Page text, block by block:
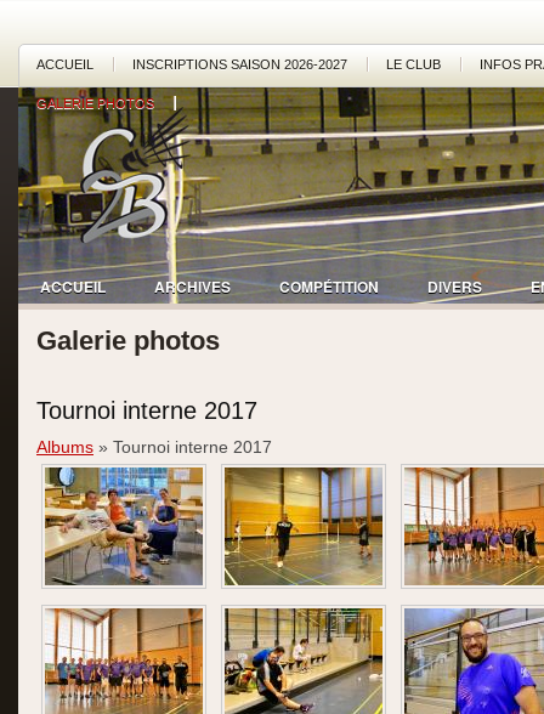
ACCUEIL INSCRIPTIONS SAISON 2026-2027 LE CLUB INFOS
GALERIE PHOTOS
ACCUEIL ARCHIVES COMPÉTITION DIVERS
Galerie photos
Tournoi interne 2017
Albums » Tournoi interne 2017